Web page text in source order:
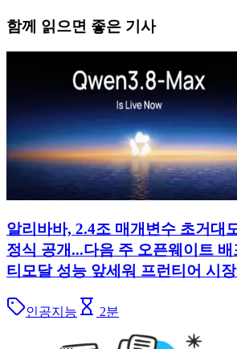
함께 읽으면 좋은 기사
알리바바, 2.4조 매개변수 초거대
정식 공개...다음 주 오픈웨이트 배
티모달 성능 앞세워 프런티어 시
인공지능 2분